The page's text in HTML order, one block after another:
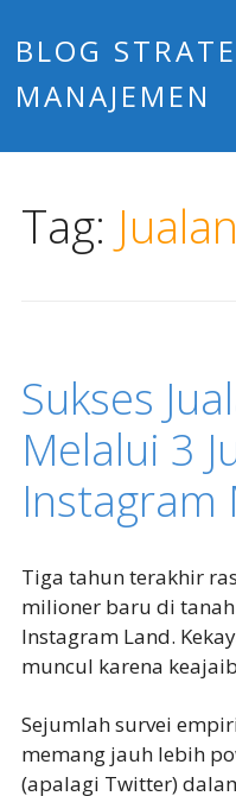
BLOG
MANAJEMEN
Tag: Jualan
Sukses
Melalui 3
Instagram
Tiga tahun terakhir
milioner baru di
Instagram Land.
muncul karena
Sejumlah survei
memang jauh lebih
(apalagi Twitter)